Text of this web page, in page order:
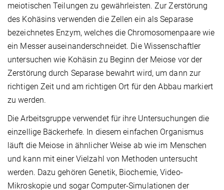
meiotischen Teilungen zu gewährleisten. Zur Zerstörung
des Kohäsins verwenden die Zellen ein als Separase
bezeichnetes Enzym, welches die Chromosomenpaare wie
ein Messer auseinanderschneidet. Die Wissenschaftler
untersuchen wie Kohäsin zu Beginn der Meiose vor der
Zerstörung durch Separase bewahrt wird, um dann zur
richtigen Zeit und am richtigen Ort für den Abbau markiert
zu werden.
Die Arbeitsgruppe verwendet für ihre Untersuchungen die
einzellige Bäckerhefe. In diesem einfachen Organismus
läuft die Meiose in ähnlicher Weise ab wie im Menschen
und kann mit einer Vielzahl von Methoden untersucht
werden. Dazu gehören Genetik, Biochemie, Video-
Mikroskopie und sogar Computer-Simulationen der